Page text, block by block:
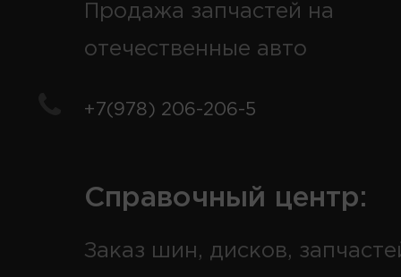
Продажа запчастей на
отечественные авто
+7(978) 206-206-5
Справочный центр:
Заказ шин, дисков,